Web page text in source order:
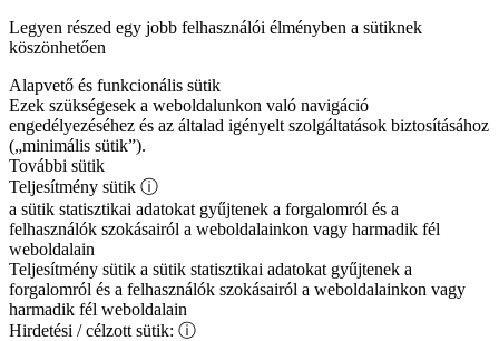
Legyen részed egy jobb felhasználói élményben a sütiknek
köszönhetően
Alapvető és funkcionális sütik
Ezek szükségesek a weboldalunkon való navigáció
engedélyezéséhez és az általad igényelt szolgáltatások biztosításához
(„minimális sütik”).
További sütik
Teljesítmény sütik ⓘ
a sütik statisztikai adatokat gyűjtenek a forgalomról és a
felhasználók szokásairól a weboldalainkon vagy harmadik fél
weboldalain
Teljesítmény sütik a sütik statisztikai adatokat gyűjtenek a
forgalomról és a felhasználók szokásairól a weboldalainkon vagy
harmadik fél weboldalain
Hirdetési / célzott sütik: ⓘ